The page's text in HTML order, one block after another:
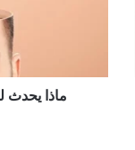
ماذا يحدث